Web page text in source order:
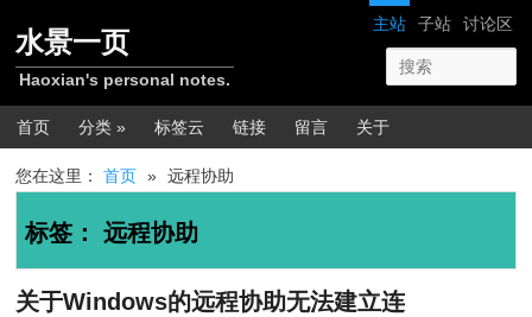
网站导航
主站 子站 讨论区
水景一页
Haoxian's personal notes.
主菜单
首页 分类 » 标签云 链接 留言 关于
您在这里：首页 » 远程协助
标签：远程协助
关于Windows的远程协助无法建立连